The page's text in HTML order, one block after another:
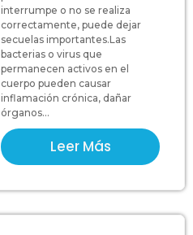
interrumpe o no se realiza
correctamente, puede dejar
secuelas importantes.Las
bacterias o virus que
permanecen activos en el
cuerpo pueden causar
inflamación crónica, dañar
órganos...
Leer Más